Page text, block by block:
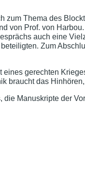
zum Thema des
von Prof. von
auch eine
Zum
gerechten
braucht das
Manuskripte der